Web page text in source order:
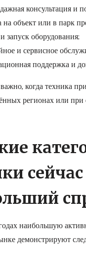
консультация и
на объект или в парк
запуск оборудования;
и сервисное
поддержка и
когда техника
регионах или
сейчас
наибольшую
демонстрируют